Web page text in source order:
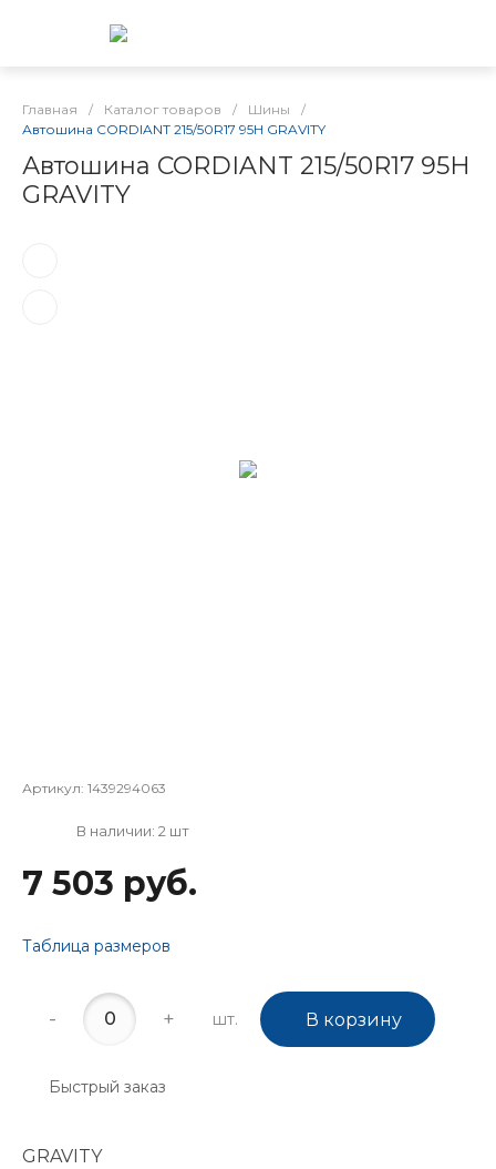
Главная / Каталог товаров / Шины
/
Автошина CORDIANT 215/50R17 95H GRAVITY
Автошина CORDIANT 215/50R17 95H
GRAVITY
Артикул: 1439294063
В наличии: 2 шт
7 503 руб.
Таблица размеров
- + шт. В корзину
Быстрый заказ
GRAVITY